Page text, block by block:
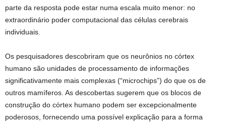
parte da resposta pode estar numa escala muito menor: no
extraordinário poder computacional das células cerebrais
individuais.
Os pesquisadores descobriram que os neurônios no córtex
humano são unidades de processamento de informações
significativamente mais complexas (“microchips”) do que os de
outros mamíferos. As descobertas sugerem que os blocos de
construção do córtex humano podem ser excepcionalmente
poderosos, fornecendo uma possível explicação para a forma